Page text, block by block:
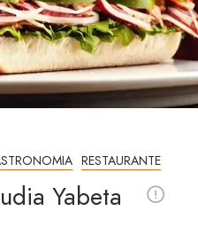
RESTAURANTE
Yabeta